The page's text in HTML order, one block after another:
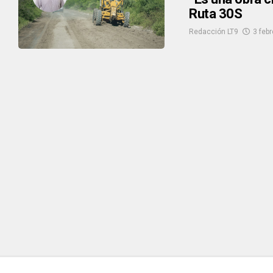
Ruta 30S
Redacción LT9 3